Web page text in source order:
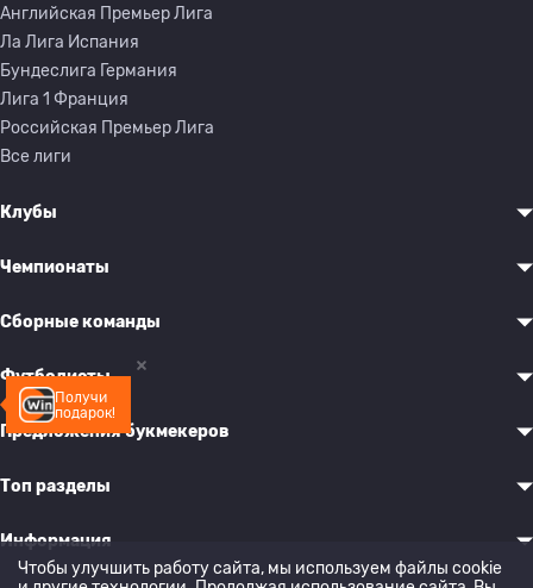
Получи
подарок!
Английская Премьер Лига
Ла Лига Испания
Бундеслига Германия
Лига 1 Франция
Российская Премьер Лига
Все лиги
Клубы
Чемпионаты
Сборные команды
Футболисты
Предложения букмекеров
Топ разделы
Информация
Чтобы улучшить работу сайта, мы используем файлы cookie